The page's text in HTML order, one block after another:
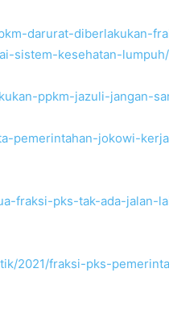
darurat-diberlakukan-
sistem-kesehatan-lumpuh/
ppkm-jazuli-jangan-
pemerintahan-jokowi-
fraksi-pks-tak-ada-jalan-
2021/fraksi-pks-